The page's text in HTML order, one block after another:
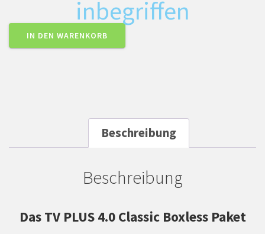
inbegriffen
IN DEN WARENKORB
Beschreibung
Beschreibung
Das TV PLUS 4.0 Classic Boxless Paket